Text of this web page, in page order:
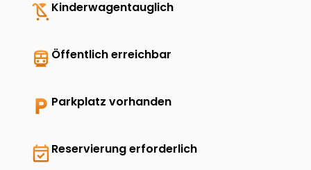
child_friendly Kinderwagentauglich
directions_transit Öffentlich erreichbar
local_parking Parkplatz vorhanden
event_availableReservierung erforderlich